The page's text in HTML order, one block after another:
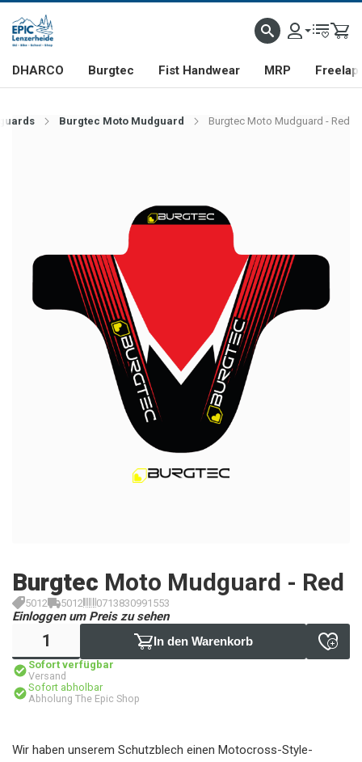
DHARCO Burgtec Fist Handwear MRP Freelap
Burgtec Moto Mudguard Burgtec Moto Mudguard - Red
Burgtec Moto Mudguard - Red
5012 5012 0713830991553
Einloggen um Preis zu sehen
In den Warenkorb
Sofort verfügbar
Versand
Sofort abholbar
Abholung The Epic Shop
Wir haben unserem Schutzblech einen Motocross-Style-